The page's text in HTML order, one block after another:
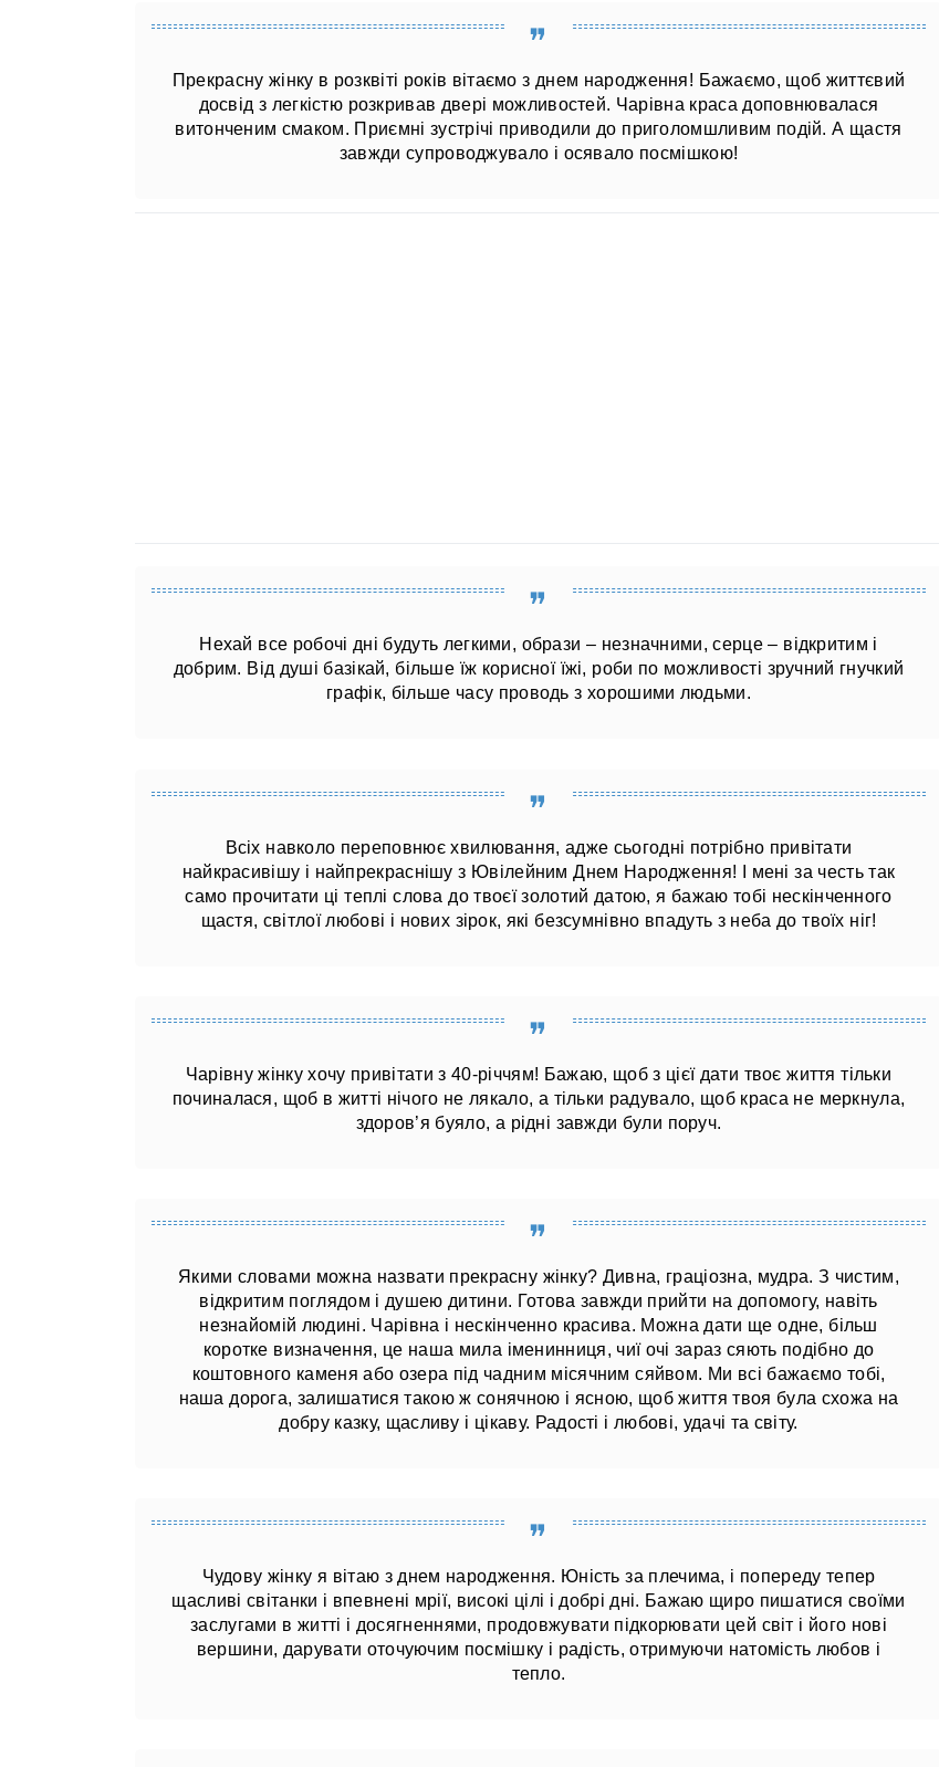
Прекрасну жінку в розквіті років вітаємо з днем ​​народження! Бажаємо, щоб життєвий
досвід з легкістю розкривав двері можливостей. Чарівна краса доповнювалася
витонченим смаком. Приємні зустрічі приводили до приголомшливим подій. А щастя
завжди супроводжувало і осявало посмішкою!
Нехай все робочі дні будуть легкими, образи – незначними, серце – відкритим і
добрим. Від душі базікай, більше їж корисної їжі, роби по можливості зручний гнучкий
графік, більше часу проводь з хорошими людьми.
Всіх навколо переповнює хвилювання, адже сьогодні потрібно привітати
найкрасивішу і найпрекраснішу з Ювілейним Днем Народження! І мені за честь так
само прочитати ці теплі слова до твоєї золотий датою, я бажаю тобі нескінченного
щастя, світлої любові і нових зірок, які безсумнівно впадуть з неба до твоїх ніг!
Чарівну жінку хочу привітати з 40-річчям! Бажаю, щоб з цієї дати твоє життя тільки
починалася, щоб в житті нічого не лякало, а тільки радувало, щоб краса не меркнула,
здоров’я буяло, а рідні завжди були поруч.
Якими словами можна назвати прекрасну жінку? Дивна, граціозна, мудра. З чистим,
відкритим поглядом і душею дитини. Готова завжди прийти на допомогу, навіть
незнайомій людині. Чарівна і нескінченно красива. Можна дати ще одне, більш
коротке визначення, це наша мила іменинниця, чиї очі зараз сяють подібно до
коштовного каменя або озера під чадним місячним сяйвом. Ми всі бажаємо тобі,
наша дорога, залишатися такою ж сонячною і ясною, щоб життя твоя була схожа на
добру казку, щасливу і цікаву. Радості і любові, удачі та світу.
Чудову жінку я вітаю з днем ​​народження. Юність за плечима, і попереду тепер
щасливі світанки і впевнені мрії, високі цілі і добрі дні. Бажаю щиро пишатися своїми
заслугами в житті і досягненнями, продовжувати підкорювати цей світ і його нові
вершини, дарувати оточуючим посмішку і радість, отримуючи натомість любов і
тепло.